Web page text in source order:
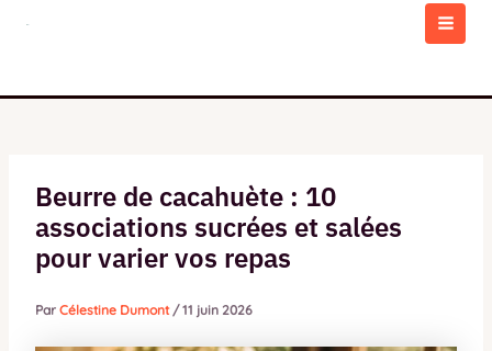
Beurre de cacahuète : 10
associations sucrées et salées
pour varier vos repas
Par Célestine Dumont/11 juin 2026